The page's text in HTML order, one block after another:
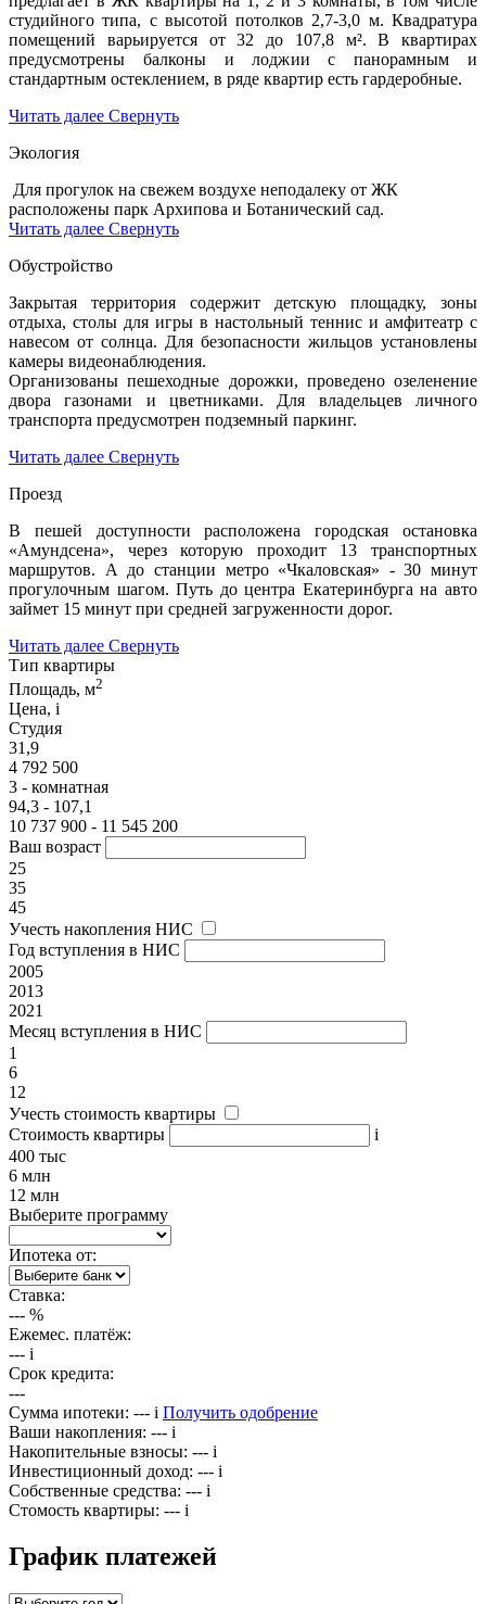
студийного типа, с высотой потолков 2,7-3,0 м. Квадратура
помещений варьируется от 32 до 107,8 м². В квартирах
предусмотрены балконы и лоджии с панорамным и
стандартным остеклением, в ряде квартир есть гардеробные.
Читать далее Свернуть
Экология
Для прогулок на свежем воздухе неподалеку от ЖК
расположены парк Архипова и Ботанический сад.
Читать далее Свернуть
Обустройство
Закрытая территория содержит детскую площадку, зоны
отдыха, столы для игры в настольный теннис и амфитеатр с
навесом от солнца. Для безопасности жильцов установлены
камеры видеонаблюдения.
Организованы пешеходные дорожки, проведено озеленение
двора газонами и цветниками. Для владельцев личного
транспорта предусмотрен подземный паркинг.
Читать далее Свернуть
Проезд
В пешей доступности расположена городская остановка
«Амундсена», через которую проходит 13 транспортных
маршрутов. А до станции метро «Чкаловская» - 30 минут
прогулочным шагом. Путь до центра Екатеринбурга на авто
займет 15 минут при средней загруженности дорог.
Читать далее Свернуть
Тип квартиры
Площадь, м2
Цена, i
Студия
31,9
4 792 500
3 - комнатная
94,3 - 107,1
10 737 900 - 11 545 200
Ваш возраст
25
35
45
Учесть накопления НИС
Год вступления в НИС
2005
2013
2021
Месяц вступления в НИС
1
6
12
Учесть стоимость квартиры
Стоимость квартиры
i
400 тыс
6 млн
12 млн
Выберите программу
Ипотека от:
Ставка:
--- %
Ежемес. платёж:
--- i
Срок кредита:
---
Сумма ипотеки: --- i Получить одобрение
Ваши накопления: --- i
Накопительные взносы: --- i
Инвестиционный доход: --- i
Собственные средства: --- i
Стомость квартиры: --- i
График платежей